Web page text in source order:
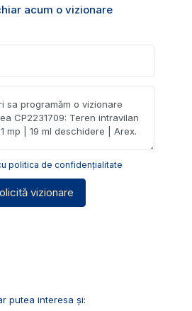
acum o vizionare
politica de confidențialitate
vizionare
putea interesa și: